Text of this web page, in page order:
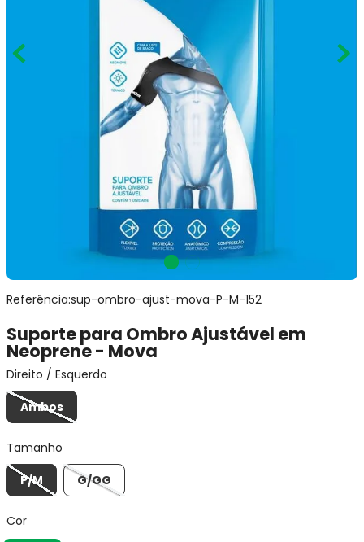
Referência:sup-ombro-ajust-mova-P-M-152
Suporte para Ombro Ajustável em
Neoprene - Mova
Direito / Esquerdo
Ambos
Tamanho
P/M
G/GG
Cor